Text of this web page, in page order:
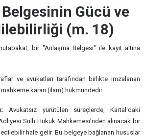
Gücü ve
(m. 18)
bir "Anlaşma Belgesi" ile kayıt altına
ve avukatları tarafından birlikte imzalanan
kararı (ilam) hükmündedir.
Avukatsız yürütülen süreçlerde, Kartal'daki
Sulh Hukuk Mahkemesi'nden alınacak bir
hale gelir. Bu belgeye bağlanan hususlar